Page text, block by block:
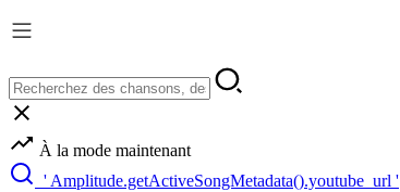
À la mode maintenant
' Amplitude.getActiveSongMetadata().youtube_url '